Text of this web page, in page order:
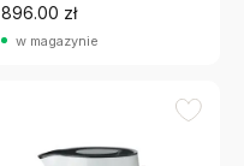
896.00 zł
w magazynie